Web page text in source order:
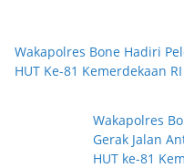
Wakapolres Bone Hadiri
HUT Ke-81 Kemerdekaan RI
Wakapolres
Gerak Jalan
HUT ke-81